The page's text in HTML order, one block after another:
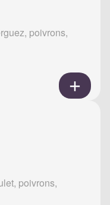
poivrons,
poivrons,